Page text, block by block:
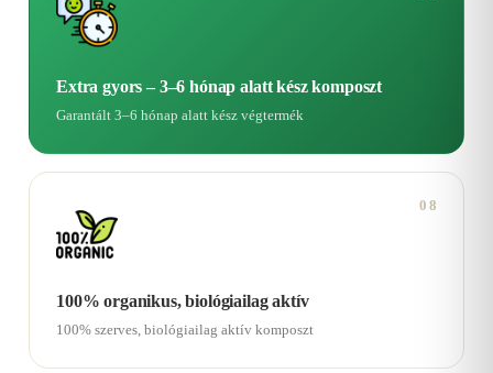
Extra gyors – 3–6 hónap alatt kész komposzt
Garantált 3–6 hónap alatt kész végtermék
08
100% organikus, biológiailag aktív
100% szerves, biológiailag aktív komposzt